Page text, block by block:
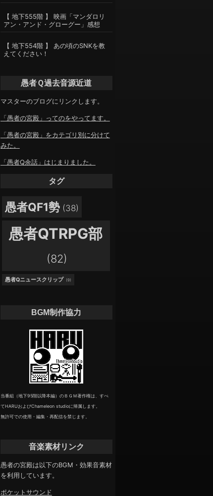
【 地下555階 】 映画「マンダロリ
アン・アンド・グローグー」感想
【 地下554階 】 あの頃のSNKを教
えてください！
愚者Ｑ過去音源近道
マスターのブログにリンクします。
「愚者の宮殿」ってのをやってます。
「愚者の宮殿」をカテゴリ別に分けて
みた。
「愚者Q余話」はじまりました。
タグ
愚者QF1勢 (38)
愚者QTRPG部
(82)
愚者Qニュースクリップ (9)
BGM制作協力
当番組（地下95階以降本編）のＢＧＭ著作権は、すべ
てHARUおよびChameleon studioに帰属します。
無許可での使用・編集・再配信を禁じます。
音楽素材リンク
愚者の宮殿は以下のBGM・効果音素材
を利用しています。
ポケットサウンド